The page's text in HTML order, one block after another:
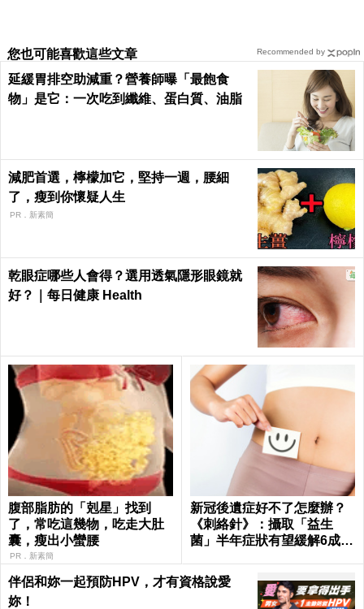
您也可能喜歡這些文章
延緩胃排空助減重？營養師曝「最飽食
物」是它：一次吃到纖維、蛋白質、油脂
減肥首選，檸檬加它，堅持一週，腰細
了，瘦到你懷疑人生
PR．新素簡
乾眼症哪些人會得？選用透氣隱形眼鏡就
好？｜每日健康 Health
腹部脂肪的「剋星」找到
了，常吃這幾物，吃走大肚
囊，瘦出小蠻腰
PR．新素簡
新冠後遺症好不了怎麼辦？
《刺絡針》：攝取「益生
菌」半年症狀有望緩解6成以
伴侶和妳一起預防HPV，才有資格說愛
妳！
Recommended by